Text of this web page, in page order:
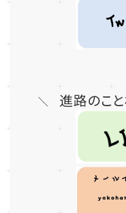
＼ 進路のこ